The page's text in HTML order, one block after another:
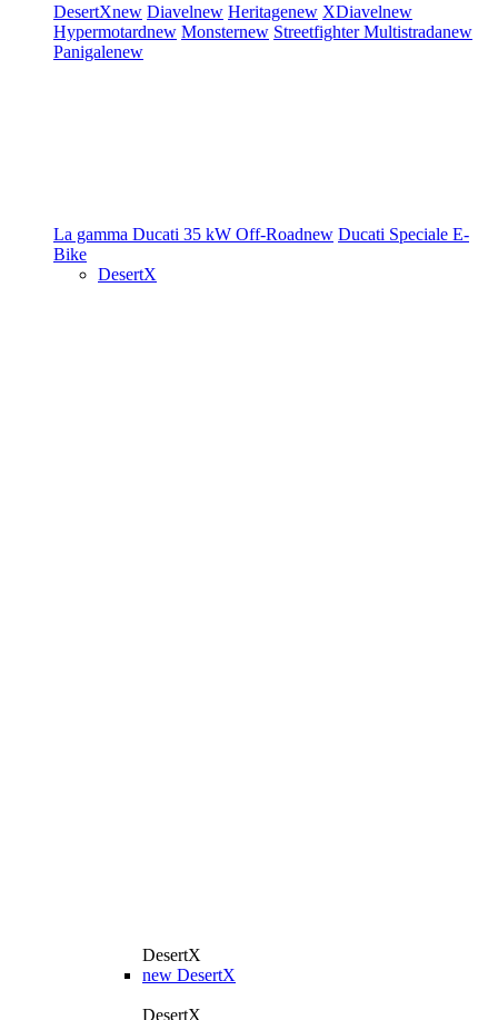
DesertXnew Diavelnew Heritagenew XDiavelnew
Hypermotardnew Monsternew StreetfighterMultistradanew
Panigalenew
La gamma Ducati 35 kW Off-Roadnew Ducati Speciale E-
Bike
DesertX
DesertX
new DesertX
DesertX